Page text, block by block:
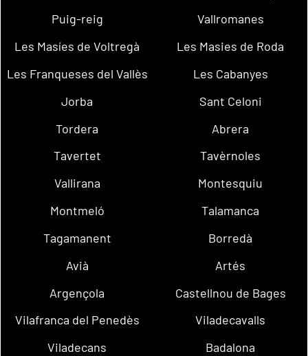
Puig-reig
Vallromanes
Les Masíes de Voltregà
Les Masies de Roda
Les Franqueses del Vallès
Les Cabanyes
Jorba
Sant Celoni
Tordera
Abrera
Tavertet
Tavèrnoles
Vallirana
Montesquiu
Montmeló
Talamanca
Tagamanent
Borredà
Avià
Artés
Argençola
Castellnou de Bages
Vilafranca del Penedès
Viladecavalls
Viladecans
Badalona